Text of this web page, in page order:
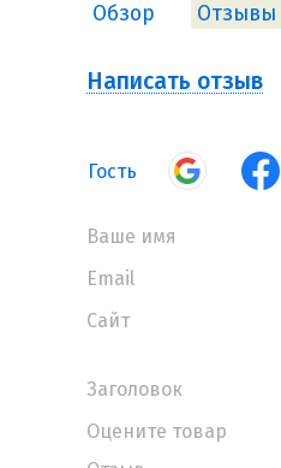
Обзор Отзывы
Написать отзыв
Гость
Ваше имя
Email
Сайт
Заголовок
Оцените товар